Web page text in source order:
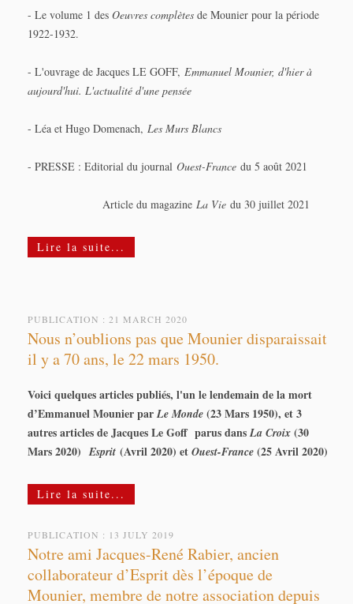
- Le volume 1 des Oeuvres complètes de Mounier pour la période
1922-1932.
- L'ouvrage de Jacques LE GOFF, Emmanuel Mounier, d'hier à
aujourd'hui. L'actualité d'une pensée
- Léa et Hugo Domenach, Les Murs Blancs
- PRESSE : Editorial du journal Ouest-France du 5 août 2021
Article du magazine La Vie du 30 juillet 2021
Lire la suite...
PUBLICATION : 21 MARCH 2020
Nous n’oublions pas que Mounier disparaissait
il y a 70 ans, le 22 mars 1950.
Voici quelques articles publiés, l'un le lendemain de la mort
d’Emmanuel Mounier par Le Monde (23 Mars 1950), et 3
autres articles de Jacques Le Goff parus dans La Croix (30
Mars 2020)Esprit (Avril 2020) et Ouest-France (25 Avril 2020)
Lire la suite...
PUBLICATION : 13 JULY 2019
Notre ami Jacques-René Rabier, ancien
collaborateur d’Esprit dès l’époque de
Mounier, membre de notre association depuis